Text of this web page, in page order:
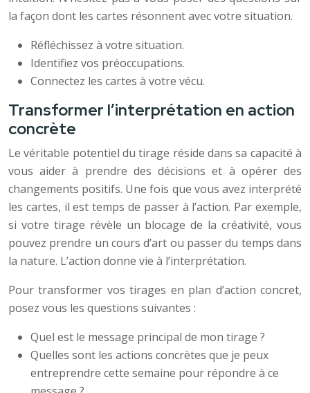
la façon dont les cartes résonnent avec votre situation.
Réfléchissez à votre situation.
Identifiez vos préoccupations.
Connectez les cartes à votre vécu.
Transformer l’interprétation en action
concrète
Le véritable potentiel du tirage réside dans sa capacité à
vous aider à prendre des décisions et à opérer des
changements positifs. Une fois que vous avez interprété
les cartes, il est temps de passer à l’action. Par exemple,
si votre tirage révèle un blocage de la créativité, vous
pouvez prendre un cours d’art ou passer du temps dans
la nature. L’action donne vie à l’interprétation.
Pour transformer vos tirages en plan d’action concret,
posez vous les questions suivantes :
Quel est le message principal de mon tirage ?
Quelles sont les actions concrètes que je peux
entreprendre cette semaine pour répondre à ce